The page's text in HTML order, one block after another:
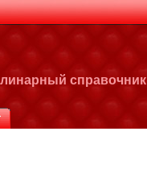
справочник